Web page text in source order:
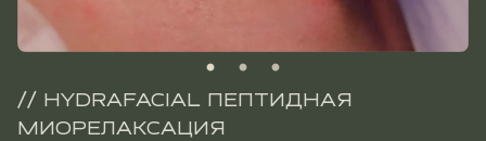
// HYDRAFACIAL ПЕПТИДНАЯ
МИОРЕЛАКСАЦИЯ